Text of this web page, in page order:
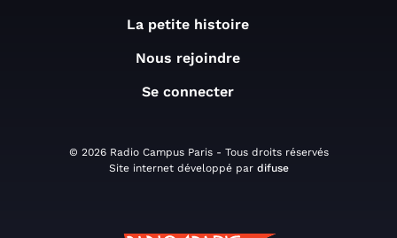
La petite histoire
Nous rejoindre
Se connecter
© 2026 Radio Campus Paris - Tous droits réservés
Site internet développé par difuse